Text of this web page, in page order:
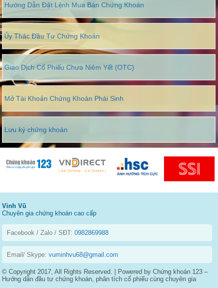
Hướng Dẫn Đặt Lệnh Mua Bán Chứng Khoán
Ủy Thác Đầu Tư Chứng Khoán
Giao Dịch Cổ Phiếu Chưa Niêm Yết (OTC)
Mở Tài Khoản Chứng Khoán Phái Sinh
Lưu ký chứng khoán
Vinh Vũ
Chuyên gia chứng khoán cao cấp
Facebook / Zalo / SĐT:0982869988
Email/ Skype:vuminhvu68@gmail.com
© Copyright 2017, All Rights Reserved. | Powered by Chứng khoán 123 –
Hướng dẫn đầu tư chứng khoán, phân tích cổ phiếu cùng chuyên gia